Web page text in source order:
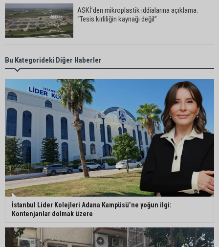
ASKİ’den mikroplastik iddialarına açıklama:
“Tesis kirliliğin kaynağı değil”
Feke’de mahalle çalışmaları sahada
değerlendirildi
AK Parti Adana İl Başkanı Mustafa Özkan:
"Türkiye Yüzyılına güçlü teşkilatımızla yürüyoruz"
Kozan’da Yaz Konserleri Akdam’da şenliğe
dönüştü
Adana’da sıcaklık alarmı: Hissedilen 43 dereceyi
bulacak
Bu Kategorideki Diğer Haberler
İstanbul Lider Kolejleri Adana Kampüsü’ne yoğun ilgi:
Kontenjanlar dolmak üzere